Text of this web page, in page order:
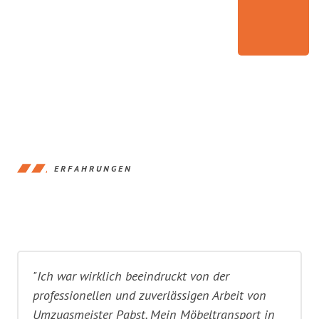
ERFAHRUNGEN
"Ich war wirklich beeindruckt von der
professionellen und zuverlässigen Arbeit von
Umzugsmeister Pabst. Mein Möbeltransport in